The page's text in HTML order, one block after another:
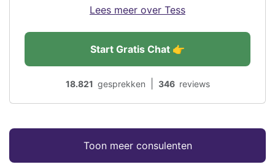
346 reviews
18.821 gesprekken
Start Gratis Chat 👉
Lees meer over Tess
Toon meer consulenten